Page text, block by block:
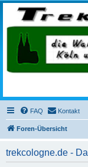
trekcologne.de
Wanderungen rund um Köln
FAQ Kontakt
Foren-Übersicht
trekcologne.de -